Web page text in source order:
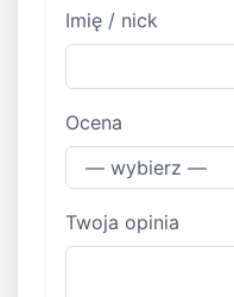
Imię / nick
Ocena
Twoja opinia